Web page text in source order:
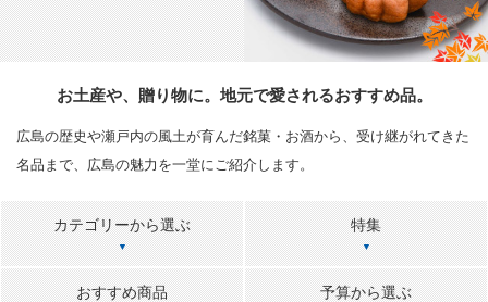
お土産や、贈り物に。地元で愛されるおすすめ品。
広島の歴史や瀬戸内の風土が育んだ銘菓・お酒から、受け継がれてきた
名品まで、広島の魅力を一堂にご紹介します。
カテゴリーから選ぶ 特集
おすすめ商品 予算から選ぶ